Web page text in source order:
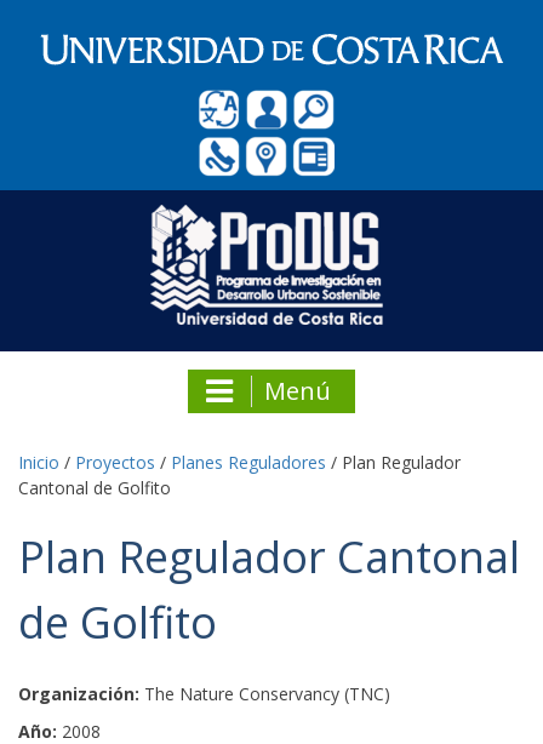
Menú
Inicio / Proyectos / Planes Reguladores / Plan Regulador
Cantonal de Golfito
Plan Regulador Cantonal
de Golfito
Organización: The Nature Conservancy (TNC)
Año: 2008